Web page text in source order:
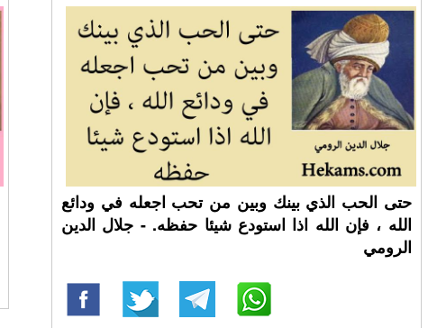
حتى الحب الذي بينك وبين من تحب اجعله في ودائع
الله ، فإن الله اذا استودع شيئا حفظه. - جلال الدين
الرومي